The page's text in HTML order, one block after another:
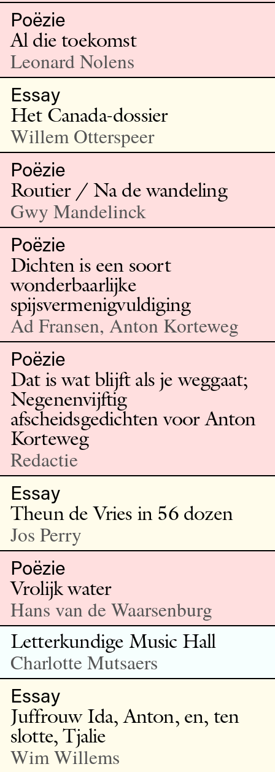
Poëzie
Al die toekomst
Leonard Nolens
Essay
Het Canada-dossier
Willem Otterspeer
Poëzie
Routier / Na de wandeling
Gwy Mandelinck
Poëzie
Dichten is een soort
wonderbaarlijke
spijsvermenigvuldiging
Ad Fransen, Anton Korteweg
Poëzie
Dat is wat blijft als je weggaat;
Negenenvijftig
afscheidsgedichten voor Anton
Korteweg
Redactie
Essay
Theun de Vries in 56 dozen
Jos Perry
Poëzie
Vrolijk water
Hans van de Waarsenburg
Letterkundige Music Hall
Charlotte Mutsaers
Essay
Juffrouw Ida, Anton, en, ten
slotte, Tjalie
Wim Willems